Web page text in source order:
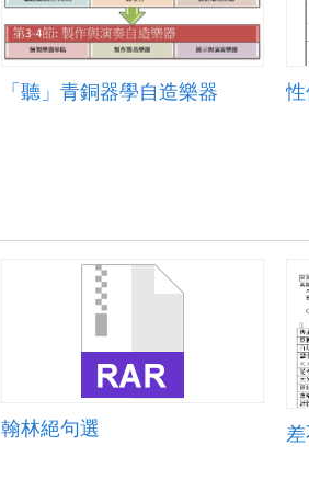
「聽」青銅器學自造樂器
翰林絕句選